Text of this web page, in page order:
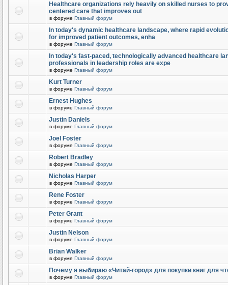
Healthcare organizations rely heavily on skilled nurses to
centered care that improves out
в форуме Главный форум
In today's dynamic healthcare landscape, where rapid
for improved patient outcomes, enha
в форуме Главный форум
In today's fast-paced, technologically advanced healthcare
professionals in leadership roles are expe
в форуме Главный форум
Kurt Turner
в форуме Главный форум
Ernest Hughes
в форуме Главный форум
Justin Daniels
в форуме Главный форум
Joel Foster
в форуме Главный форум
Robert Bradley
в форуме Главный форум
Nicholas Harper
в форуме Главный форум
Rene Foster
в форуме Главный форум
Peter Grant
в форуме Главный форум
Justin Nelson
в форуме Главный форум
Brian Walker
в форуме Главный форум
Почему я выбираю «Читай-город» для покупки книг для
в форуме Главный форум